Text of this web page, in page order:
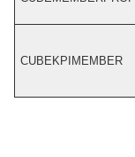
CUBEKPIMEMBER